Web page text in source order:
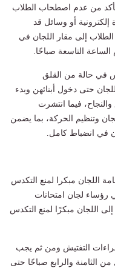
من عدم اصطحاب الطلاب
إلكترونية أو وسائل قد
إلى مقار اللجان في
التاسعة صباحًا.
في حالة من القلق
حتى دخول أبنائهن وبدء
فيما انتشرت
وتنظيم الحركة، بما يضمن
في انضباط كامل.
اللجان مبكرا لمنع التكدس
رؤساء لجان امتحانات
إلى اللجان مبكرًا لمنع التكدس
التفتيش ومن ثم يجب
الثامنة والرابع صباحًا حتى